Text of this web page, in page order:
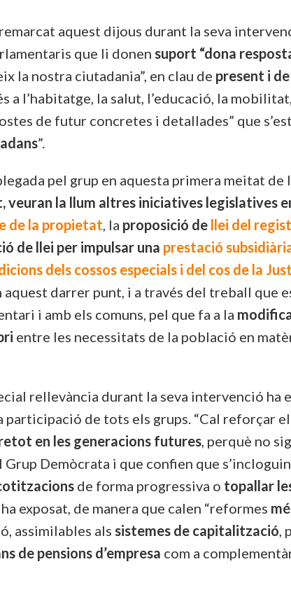
aquest dijous durant la seva
que li donen suport “dona
la nostra ciutadania”, en clau de present i
a l’habitatge, la salut, l’educació, la
de futur concretes i detallades” que
”.
pel grup en aquesta primera meitat de
la llum altres iniciatives legislatives
de la propietat, la proposició de llei del
de llei per impulsar una prestació
dels cossos especials i del cos de la
aquest darrer punt, i a través del treball que
i amb els comuns, pel que fa a la
entre les necessitats de la població en
rellevància durant la seva intervenció ha
participació de tots els grups. “Cal reforçar
en les generacions futures, perquè no
Demòcrata i que confien que
de forma progressiva o topallar
exposat, de manera que calen “reformes
assimilables als sistemes de capitalització,
de pensions d’empresa com a